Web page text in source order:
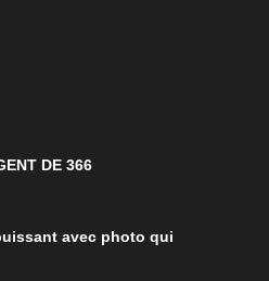
DE 366
avec photo qui